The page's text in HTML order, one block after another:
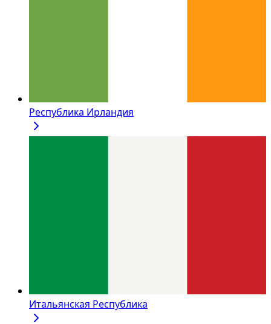
Республика Ирландия
Итальянская Республика